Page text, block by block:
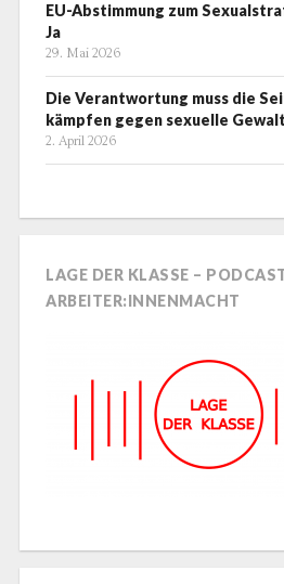
EU-Abstimmung zum
Ja
29. Mai 2026
Die Verantwortung muss die
kämpfen gegen sexuelle
2. April 2026
LAGE DER KLASSE –
ARBEITER:INNENMACHT